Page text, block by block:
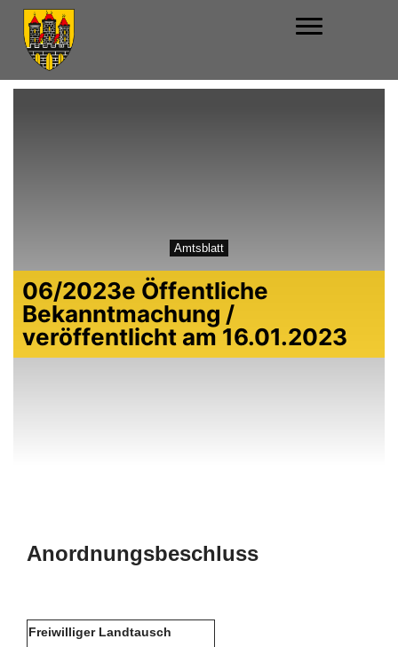
Amtsblatt
06/2023e Öffentliche
Bekanntmachung /
veröffentlicht am 16.01.2023
Anordnungsbeschluss
Freiwilliger Landtausch